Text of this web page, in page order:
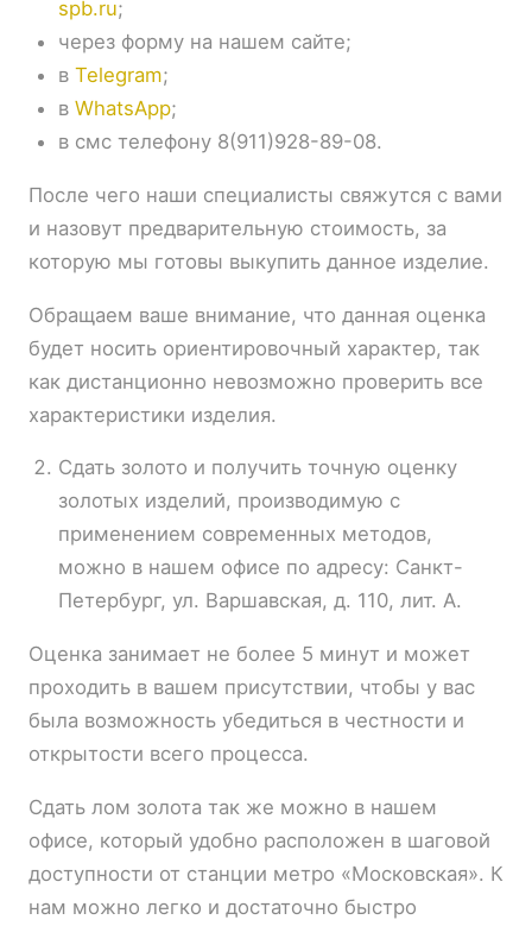
spb.ru;
через форму на нашем сайте;
в Telegram;
в WhatsApp;
в смс телефону 8(911)928-89-08.
После чего наши специалисты свяжутся с вами
и назовут предварительную стоимость, за
которую мы готовы выкупить данное изделие.
Обращаем ваше внимание, что данная оценка
будет носить ориентировочный характер, так
как дистанционно невозможно проверить все
характеристики изделия.
Сдать золото и получить точную оценку
золотых изделий, производимую с
применением современных методов,
можно в нашем офисе по адресу: Санкт-
Петербург, ул. Варшавская, д. 110, лит. А.
Оценка занимает не более 5 минут и может
проходить в вашем присутствии, чтобы у вас
была возможность убедиться в честности и
открытости всего процесса.
Сдать лом золота так же можно в нашем
офисе, который удобно расположен в шаговой
доступности от станции метро «Московская». К
нам можно легко и достаточно быстро